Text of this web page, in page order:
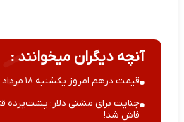
آنچه دیگران میخوانند :
قیمت درهم امروز یکشنبه ۱۸ مرداد ۱۴۰۵
جنایت برای مشتی دلار؛ پشت‌پرده
فاش شد!